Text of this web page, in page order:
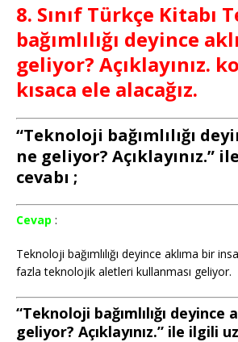
8. Sınıf Türkçe Kitabı
bağımlılığı deyince
geliyor? Açıklayınız.
kısaca ele alacağız.
“Teknoloji bağımlılığı
ne geliyor? Açıklayınız.”
cevabı ;
Cevap :
Teknoloji bağımlılığı deyince aklıma bir
fazla teknolojik aletleri kullanması geliyor.
“Teknoloji bağımlılığı deyince
geliyor? Açıklayınız.” ile ilgili